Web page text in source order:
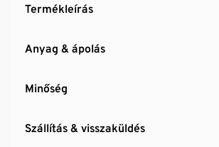
Termékleírás
Anyag & ápolás
Minőség
Szállítás & visszaküldés